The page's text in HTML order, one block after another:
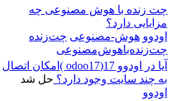
چت زنده با هوش مصنوعی چه
مزایایی دارد؟
اودوو هوش-مصنوعی چت‌زنده
چت‌زنده‌با‌هوش‌مصنوعی
آیا در اودوو 17(odoo17 )امکان اتصال
به چند سایت وجود دارد؟ حل شد
اودوو